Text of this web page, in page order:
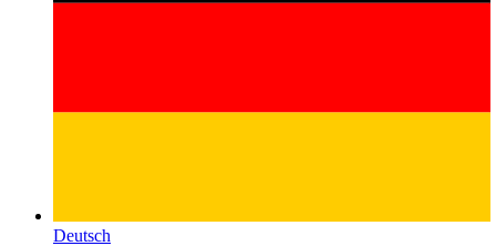
Deutsch